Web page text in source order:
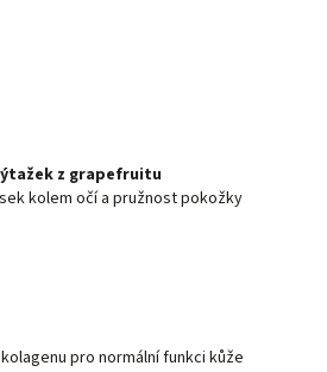
z grapefruitu
kolem očí a pružnost pokožky
pro normální funkci kůže